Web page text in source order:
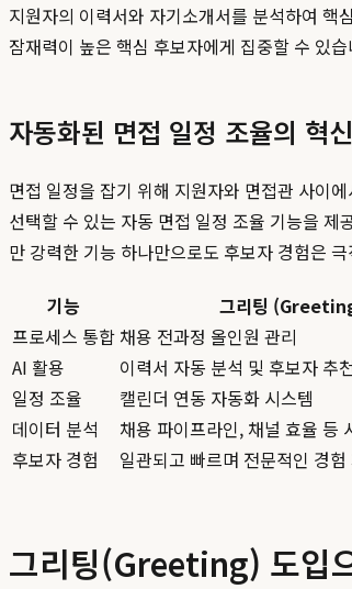
지원자의 이력서와 자기소개서를 분석하여
잠재력이 높은 핵심 후보자에게 집중할 수 있
자동화된 면접 일정 조율의 혁신
면접 일정을 잡기 위해 지원자와 면접관 사이
선택할 수 있는 자동 면접 일정 조율 기능을
만 강력한 기능 하나만으로도 후보자 경험은
기능 그리팅
프로세스 통합 채용 전과정 올인원 관리
AI 활용
이력서 자동 분석 및 후보자 추
일정 조율
캘린더 연동 자동화 시스템
데이터 분석
채용 파이프라인, 채널 효율 등
후보자 경험
일관되고 빠르며 전문적인 경험
그리팅(Greeting) 도입